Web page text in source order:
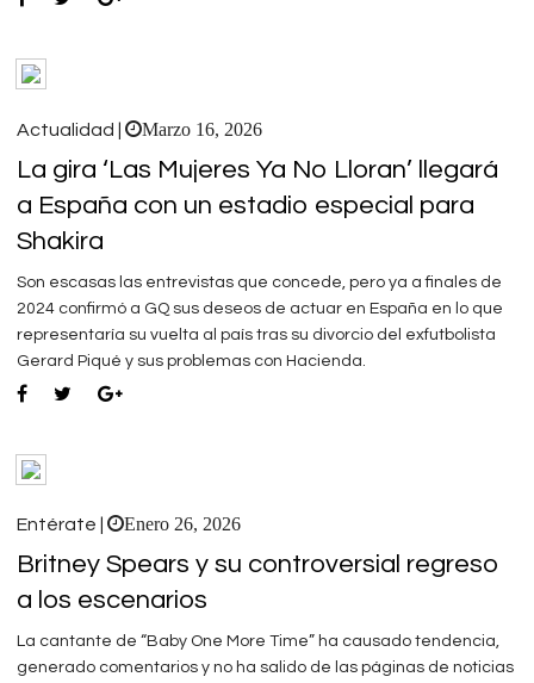
Actualidad | Marzo 16, 2026
La gira ‘Las Mujeres Ya No Lloran’ llegará
a España con un estadio especial para
Shakira
Son escasas las entrevistas que concede, pero ya a finales de
2024 confirmó a GQ sus deseos de actuar en España en lo que
representaría su vuelta al país tras su divorcio del exfutbolista
Gerard Piqué y sus problemas con Hacienda.
Entérate | Enero 26, 2026
Britney Spears y su controversial regreso
a los escenarios
La cantante de “Baby One More Time” ha causado tendencia,
generado comentarios y no ha salido de las páginas de noticias